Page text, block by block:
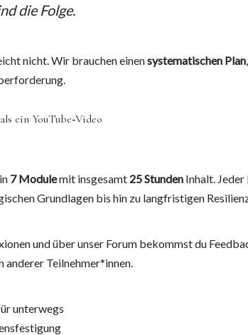
die Folge.
nicht. Wir brauchen einensystematischen Plan
ein YouTube‑Video
7 Modulemit insgesamt 25 Stunden Inhalt.
Grundlagen bis hin zu langfristigen
und über unser Forum bekommst du
Teilnehmer*innen.
unterwegs